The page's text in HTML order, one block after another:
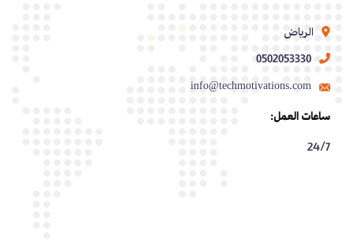
الرياض
0502053330
info@techmotivations.com
ساعات العمل:
24/7